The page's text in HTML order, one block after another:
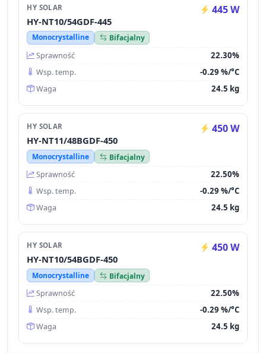
HY SOLAR 445 W
HY-NT10/54GDF-445
Monocrystalline
Bifacjalny
Sprawność
22.30%
Wsp. temp. -0.29 %/°C
Waga 24.5 kg
HY SOLAR 450 W
HY-NT11/48BGDF-450
Monocrystalline
Bifacjalny
Sprawność
22.50%
Wsp. temp. -0.29 %/°C
Waga 24.5 kg
HY SOLAR 450 W
HY-NT10/54BGDF-450
Monocrystalline
Bifacjalny
Sprawność
22.50%
Wsp. temp. -0.29 %/°C
Waga 24.5 kg